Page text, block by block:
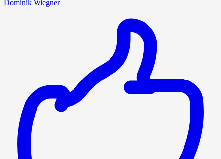
Dominik Wiegner